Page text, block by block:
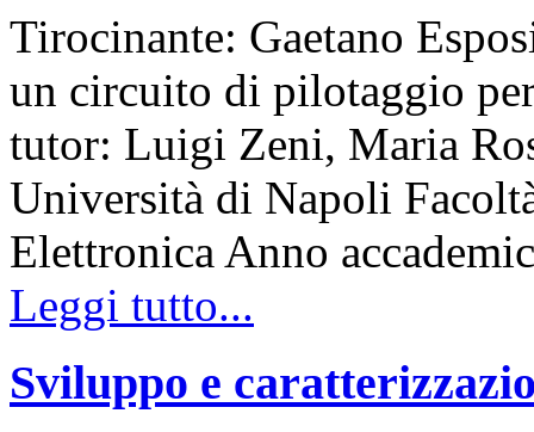
Tirocinante: Gaetano
un circuito di pilotaggio
tutor: Luigi Zeni, Maria
Università di Napoli
Elettronica Anno
Leggi tutto...
Sviluppo e